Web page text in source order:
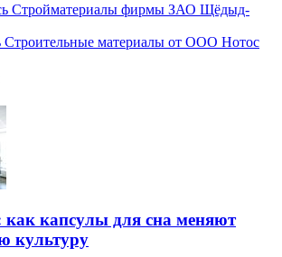
Стройматериалы фирмы ЗАО Щёдыд-
Строительные материалы от ООО Нотос
как капсулы для сна меняют
культуру